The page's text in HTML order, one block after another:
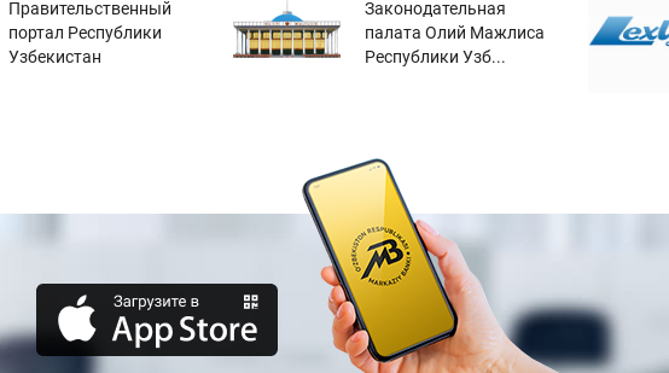
Правительственный
портал Республики
Узбекистан
Законодательная
палата Олий Мажлиса
Республики Узб...